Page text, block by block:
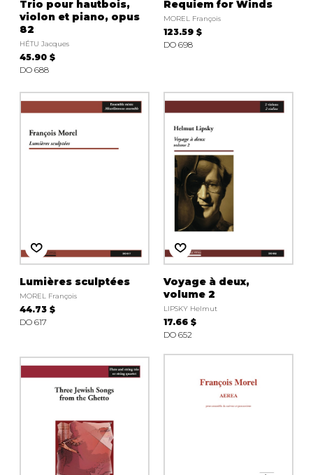
Trio pour hautbois,
violon et piano, opus
82
HÉTU Jacques
45.90 $
DO 688
Requiem for Winds
MOREL François
123.59 $
DO 698
Lumières sculptées
MOREL François
44.73 $
DO 617
Voyage à deux,
volume 2
LIPSKY Helmut
17.66 $
DO 652